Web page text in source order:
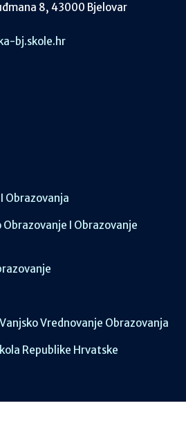
8, 43000 Bjelovar
bj.skole.hr
Obrazovanja
I Obrazovanje
Vrednovanje Obrazovanja
Republike Hrvatske